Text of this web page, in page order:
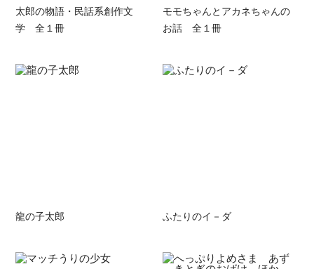
太郎の物語・民話系創作文
学 全１冊
モモちゃんとアカネちゃんの
お話 全１冊
龍の子太郎 ふたりのイ－ダ